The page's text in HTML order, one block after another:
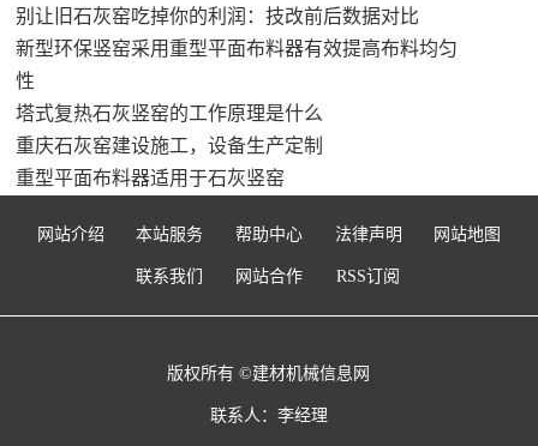
别让旧石灰窑吃掉你的利润：技改前后数据对比
新型环保竖窑采用重型平面布料器有效提高布料均匀
性
塔式复热石灰竖窑的工作原理是什么
重庆石灰窑建设施工，设备生产定制
重型平面布料器适用于石灰竖窑
网站介绍 本站服务 帮助中心 法律声明 网站地图
联系我们 网站合作 RSS订阅
版权所有 ©建材机械信息网
联系人：李经理